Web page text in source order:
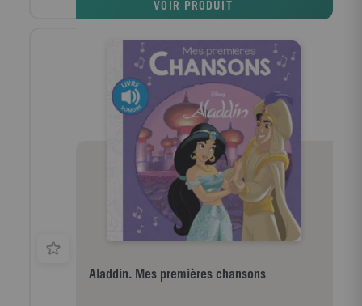
VOIR PRODUIT
Aladdin. Mes premières chansons